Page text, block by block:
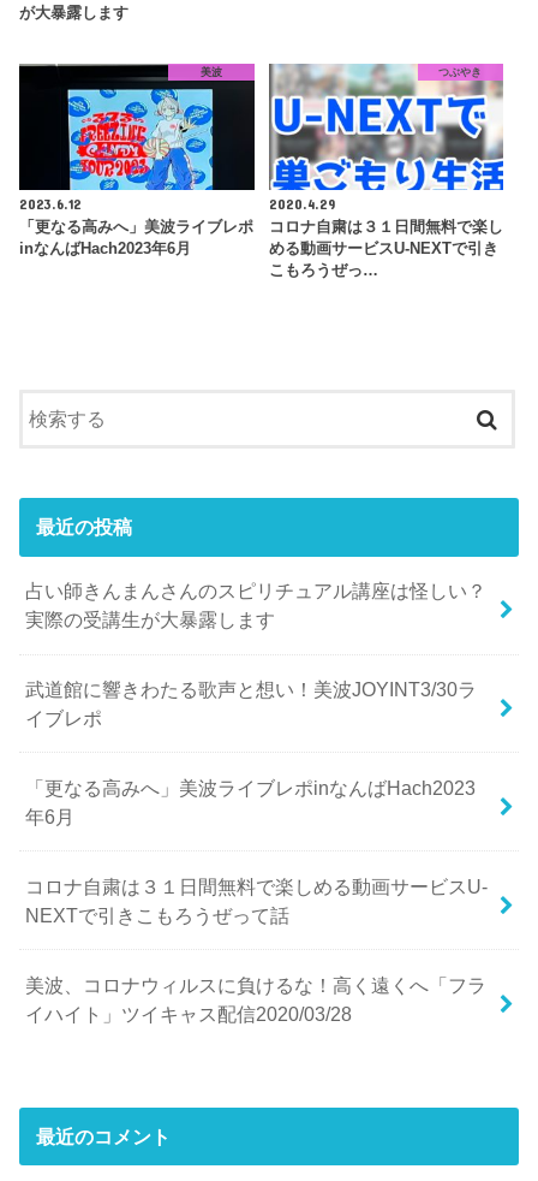
が大暴露します
美波
2023.6.12
「更なる高みへ」美波ライブレポ
inなんばHach2023年6月
つぶやき
2020.4.29
コロナ自粛は３１日間無料で楽し
める動画サービスU-NEXTで引き
こもろうぜっ…
最近の投稿
占い師きんまんさんのスピリチュアル講座は怪しい？
実際の受講生が大暴露します
武道館に響きわたる歌声と想い！美波JOYINT3/30ラ
イブレポ
「更なる高みへ」美波ライブレポinなんばHach2023
年6月
コロナ自粛は３１日間無料で楽しめる動画サービスU-
NEXTで引きこもろうぜって話
美波、コロナウィルスに負けるな！高く遠くへ「フラ
イハイト」ツイキャス配信2020/03/28
最近のコメント